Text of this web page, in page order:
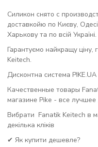
Силикон снято с
доставкойю по Києву,
Харькову та по всій Україні.
Гарантуємо найкращу ціну,
Keitech.
Дисконтна система
Качественные товары
магазине Pike - все
Вибрати Fanatik Keitech в
декілька кліків
✔ Як купити дешевле?